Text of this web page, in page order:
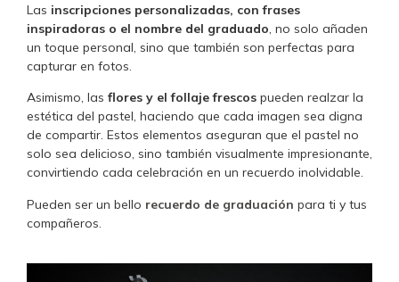
Las inscripciones personalizadas, con frases
inspiradoras o el nombre del graduado, no solo añaden
un toque personal, sino que también son perfectas para
capturar en fotos.
Asimismo, las flores y el follaje frescos pueden realzar la
estética del pastel, haciendo que cada imagen sea digna
de compartir. Estos elementos aseguran que el pastel no
solo sea delicioso, sino también visualmente impresionante,
convirtiendo cada celebración en un recuerdo inolvidable.
Pueden ser un bello recuerdo de graduación para ti y tus
compañeros.